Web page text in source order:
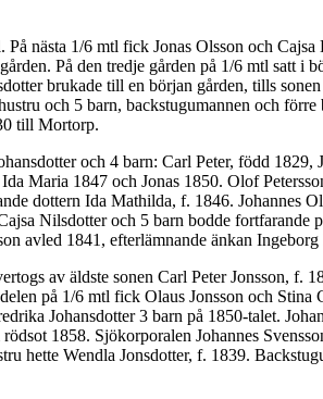
nästa 1/6 mtl fick Jonas Olsson och Cajsa
På den tredje gården på 1/6 mtl satt i
brukade till en början gården, tills
och 5 barn, backstugumannen och
till Mortorp.
och 4 barn: Carl Peter, född 1829,
Maria 1847 och Jonas 1850. Olof
dottern Ida Mathilda, f. 1846. Johannes
Nilsdotter och 5 barn bodde fortfarande
avled 1841, efterlämnande änkan
av äldste sonen Carl Peter Jonsson, f.
på 1/6 mtl fick Olaus Jonsson och Stina
Johansdotter 3 barn på 1850-talet.
1858. Sjökorporalen Johannes
hette Wendla Jonsdotter, f. 1839.